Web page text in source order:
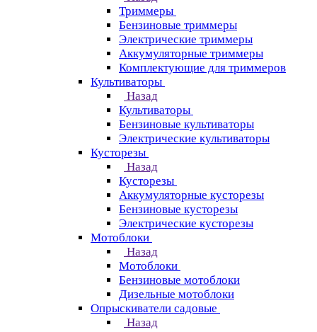
Триммеры
Бензиновые триммеры
Электрические триммеры
Аккумуляторные триммеры
Комплектующие для триммеров
Культиваторы
Назад
Культиваторы
Бензиновые культиваторы
Электрические культиваторы
Кусторезы
Назад
Кусторезы
Аккумуляторные кусторезы
Бензиновые кусторезы
Электрические кусторезы
Мотоблоки
Назад
Мотоблоки
Бензиновые мотоблоки
Дизельные мотоблоки
Опрыскиватели садовые
Назад